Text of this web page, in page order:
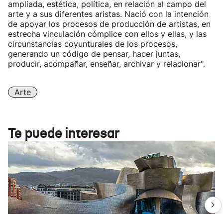
ampliada, estética, política, en relación al campo del
arte y a sus diferentes aristas. Nació con la intención
de apoyar los procesos de producción de artistas, en
estrecha vinculación cómplice con ellos y ellas, y las
circunstancias coyunturales de los procesos,
generando un código de pensar, hacer juntas,
producir, acompañar, enseñar, archivar y relacionar".
Arte
Te puede interesar